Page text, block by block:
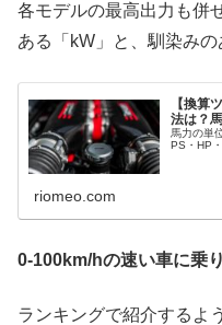
各モデルの最高出力も併
ある「kW」と、馴染み
【換算
法は？
馬力の単
PS・HP
riomeo.com
0-100km/hの速い車に乗
ランキングで紹介するよ